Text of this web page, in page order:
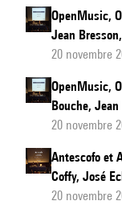
OpenMusic,
Jean
20 novembre
OpenMusic,
Bouche,
20 novembre
Antescofo et
Coffy, José
20 novembre